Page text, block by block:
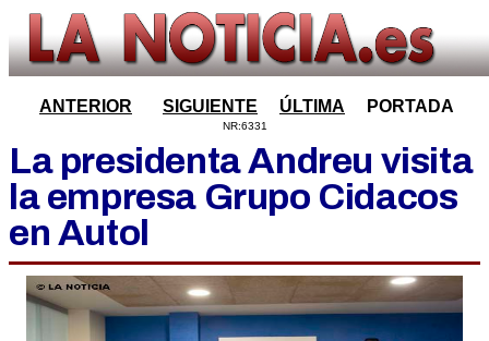
ANTERIOR SIGUIENTE ÚLTIMA PORTADA
NR:6331
La presidenta Andreu visita
la empresa Grupo Cidacos
en Autol